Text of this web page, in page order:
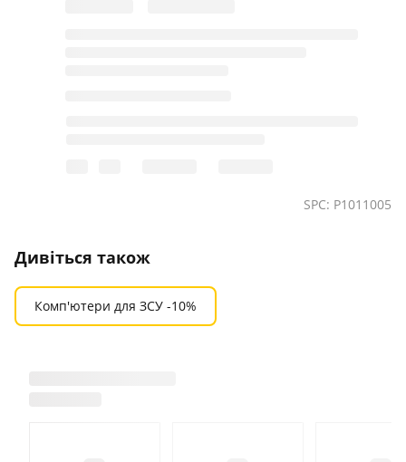
SPC: P1011005
Дивіться також
Комп'ютери для ЗСУ -10%